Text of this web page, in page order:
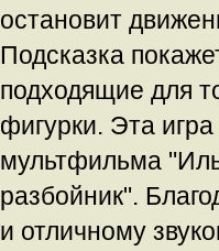
остановит
Подсказка
подходящие для
фигурки. Эта
мультфильма
разбойник".
и отличному